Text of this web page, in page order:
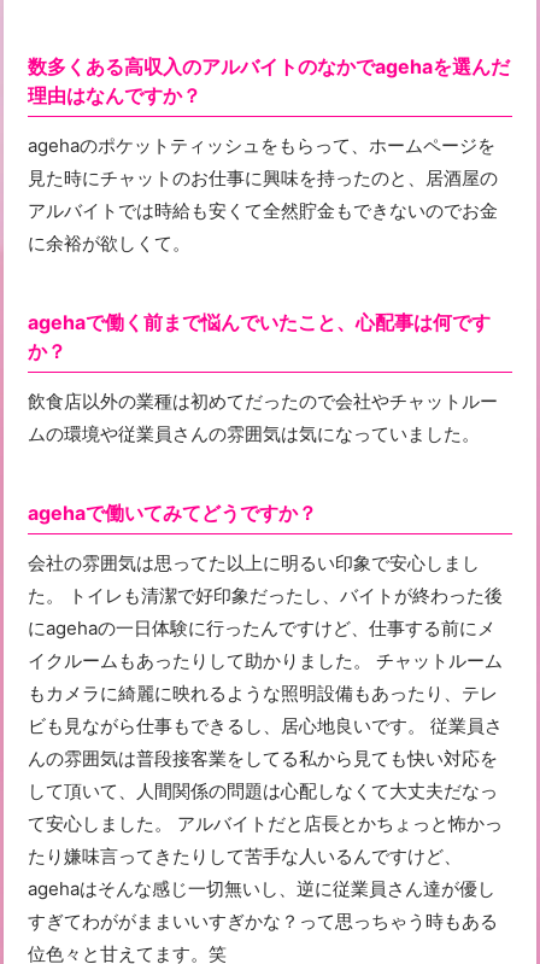
数多くある高収入のアルバイトのなかでagehaを選んだ
理由はなんですか？
agehaのポケットティッシュをもらって、ホームページを
見た時にチャットのお仕事に興味を持ったのと、居酒屋の
アルバイトでは時給も安くて全然貯金もできないのでお金
に余裕が欲しくて。
agehaで働く前まで悩んでいたこと、心配事は何です
か？
飲食店以外の業種は初めてだったので会社やチャットルー
ムの環境や従業員さんの雰囲気は気になっていました。
agehaで働いてみてどうですか？
会社の雰囲気は思ってた以上に明るい印象で安心しまし
た。 トイレも清潔で好印象だったし、バイトが終わった後
にagehaの一日体験に行ったんですけど、仕事する前にメ
イクルームもあったりして助かりました。 チャットルーム
もカメラに綺麗に映れるような照明設備もあったり、テレ
ビも見ながら仕事もできるし、居心地良いです。 従業員さ
んの雰囲気は普段接客業をしてる私から見ても快い対応を
して頂いて、人間関係の問題は心配しなくて大丈夫だなっ
て安心しました。 アルバイトだと店長とかちょっと怖かっ
たり嫌味言ってきたりして苦手な人いるんですけど、
agehaはそんな感じ一切無いし、逆に従業員さん達が優し
すぎてわががままいいすぎかな？って思っちゃう時もある
位色々と甘えてます。笑